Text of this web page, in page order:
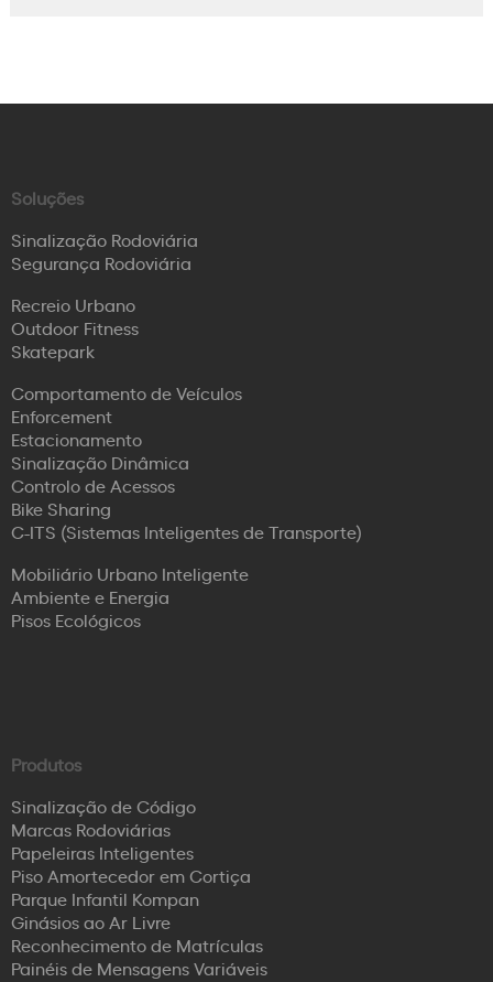
Soluções
Sinalização Rodoviária
Segurança Rodoviária
Recreio Urbano
Outdoor Fitness
Skatepark
Comportamento de Veículos
Enforcement
Estacionamento
Sinalização Dinâmica
Controlo de Acessos
Bike Sharing
C-ITS (Sistemas Inteligentes de Transporte)
Mobiliário Urbano Inteligente
Ambiente e Energia
Pisos Ecológicos
Produtos
Sinalização de Código
Marcas Rodoviárias
Papeleiras Inteligentes
Piso Amortecedor em Cortiça
Parque Infantil Kompan
Ginásios ao Ar Livre
Reconhecimento de Matrículas
Painéis de Mensagens Variáveis